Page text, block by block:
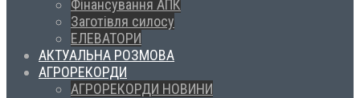
Фінансування АПК
Заготівля силосу
ЕЛЕВАТОРИ
АКТУАЛЬНА РОЗМОВА
АГРОРЕКОРДИ
АГРОРЕКОРДИ НОВИНИ